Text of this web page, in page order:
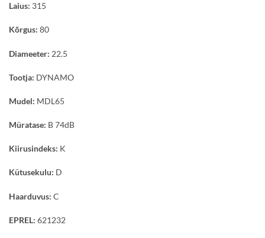
Laius: 315
Kõrgus: 80
Diameeter: 22.5
Tootja: DYNAMO
Mudel: MDL65
Müratase: B 74dB
Kiirusindeks: K
Kütusekulu: D
Haarduvus: C
EPREL: 621232